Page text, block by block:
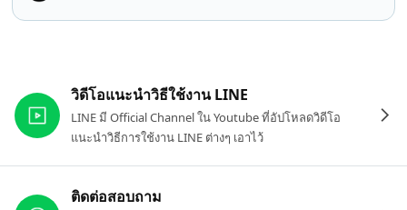
วิดีโอแนะนำวิธีใช้งาน LINE
LINE มี Official Channel ใน Youtube ที่อัปโหลดวิดีโอ
แนะนำวิธีการใช้งาน LINE ต่างๆ เอาไว้
ติดต่อสอบถาม